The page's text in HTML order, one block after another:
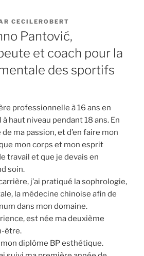
CECILEROBERT
Pantović,
et coach pour la
des sportifs
professionnelle à 16 ans en
haut niveau pendant 18 ans. En
ma passion, et d’en faire mon
mon corps et mon esprit
travail et que je devais en
soin.
j’ai pratiqué la sophrologie,
la médecine chinoise afin de
dans mon domaine.
est née ma deuxième
être.
mon diplôme BP esthétique.